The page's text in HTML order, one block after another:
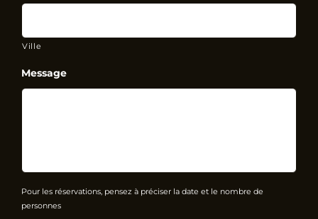
Ville
Message
Pour les réservations, pensez à préciser la date et le nombre de
personnes